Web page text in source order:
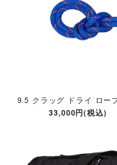
9.5 クラッグ ドライ ロー
33,000円(税込)